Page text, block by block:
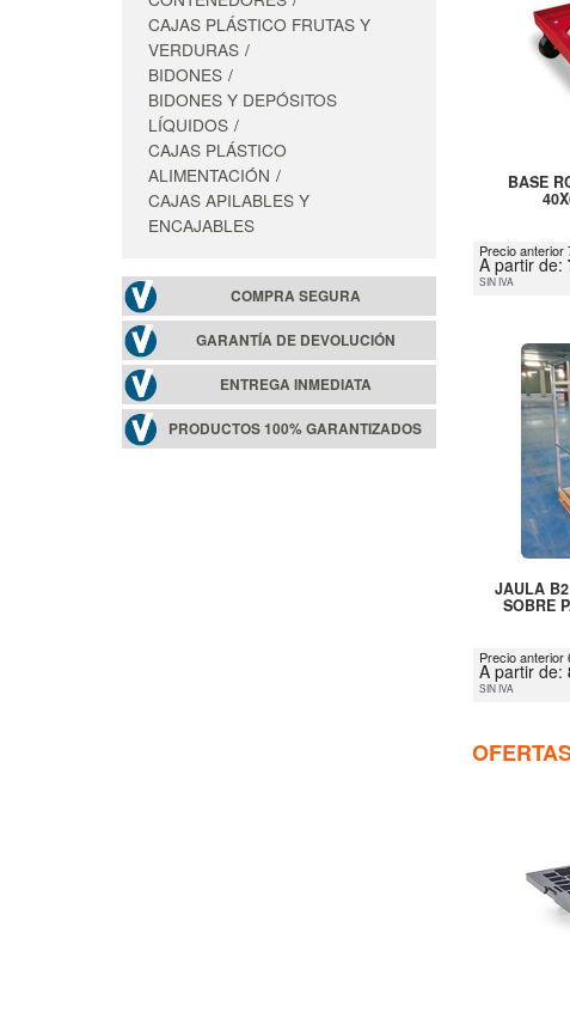
CAJAS PLÁSTICO FRUTAS Y
VERDURAS
BIDONES
BIDONES Y DEPÓSITOS
LÍQUIDOS
CAJAS PLÁSTICO
ALIMENTACIÓN
CAJAS APILABLES Y
ENCAJABLES
COMPRA SEGURA
GARANTÍA DE DEVOLUCIÓN
ENTREGA INMEDIATA
PRODUCTOS 100% GARANTIZADOS
BASE
Precio anterior
A partir de:
SIN IVA
JAULA
SOBRE
Precio anterior
A partir de:
SIN IVA